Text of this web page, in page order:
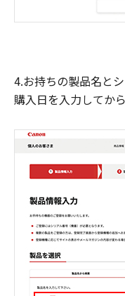
4.お持ちの製品名とシ
購入日を入力してか